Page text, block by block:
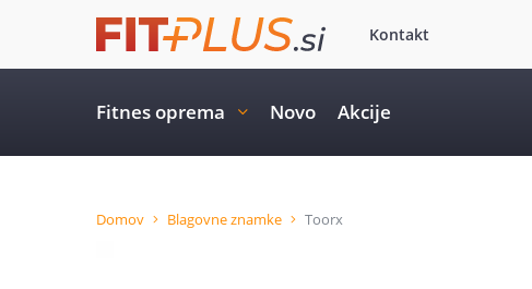
Kontakt
Fitnes oprema Novo Akcije
Domov Blagovne znamke Toorx